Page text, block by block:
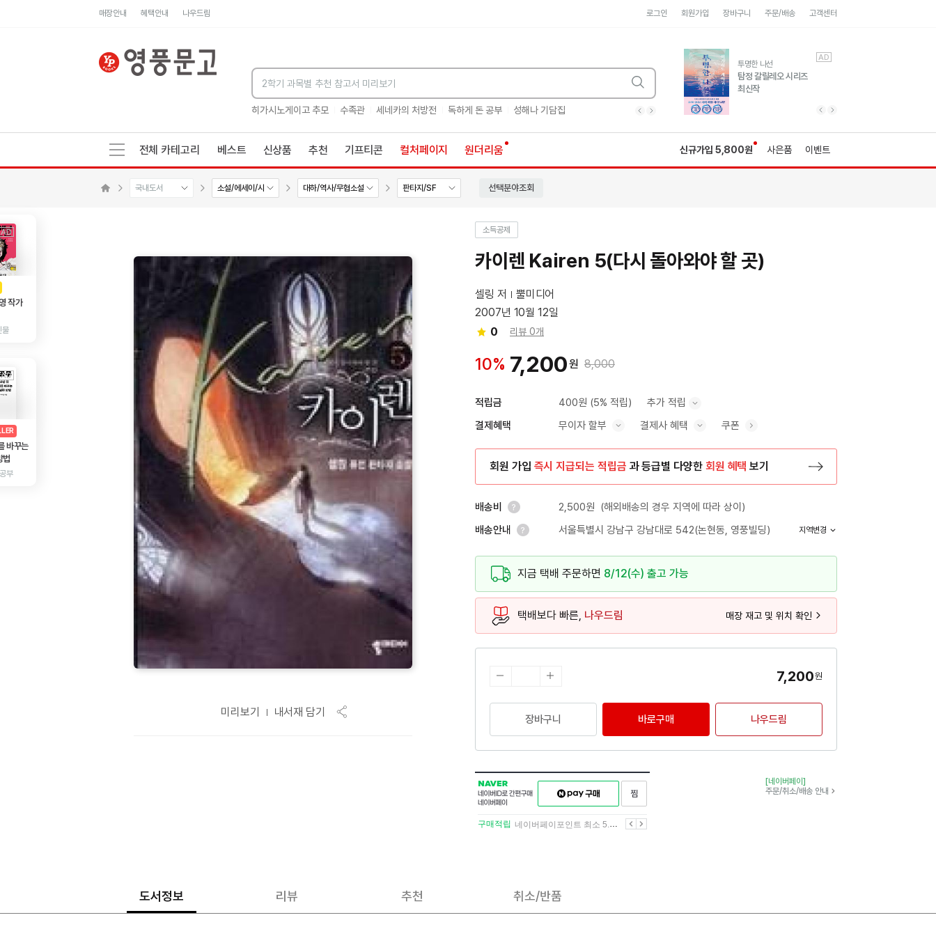
매장안내 혜택안내 나우드림 로그인 회원가입 장바구니 주문/배송 고객센터
히가시노게이고 추모 수족관 세네카의 처방전 독하게 돈 공부 성해나 기담집 히가시노게이고 추모 수족관 독하게 돈 공부
유럽 도시 기행3
풍성한 서사와 인문학적
통찰!
AD
투명한 나선
탐정 갈릴레오 시리즈
최신작
AD
전체 카테고리 베스트 신상품 추천 기프티콘 컬처페이지 원더리움 신규가입 5,800원 사은품 이벤트
국내도서 소설/에세이/시 대하/역사/무협소설 판타지/SF 선택분야조회
AD
작가
물
AD
바꾸는
법
부
미리보기 내서재 담기
소득공제
카이렌 Kairen 5(다시 돌아와야 할 곳)
셀링 저
뿔미디어
2007년 10월 12일
0
리뷰 0개
10% 7,200원 8,000
적립금 400원 (5% 적립) 추가 적립
결제혜택 무이자 할부 결제사 혜택 쿠폰
회원 가입 즉시 지급되는 적립금 과 등급별 다양한 회원 혜택 보기
배송비 2,500원 (해외배송의 경우 지역에 따라 상이)
배송안내
서울특별시 강남구 강남대로 542(논현동, 영풍빌딩) 지역변경
지금 택배 주문하면 8/12(수) 출고 가능
택배보다 빠른, 나우드림 매장 재고 및 위치 확인
7,200원
장바구니 바로구매 나우드림
NAVER
네이버
ID로
간편구매
네이버페이
구매하기
이전
구매적립 네이버페이포인트 최소 5.5% 적립 다음
[네이버페이]
주문/취소/배송 안내
도서정보 리뷰 추천 취소/반품